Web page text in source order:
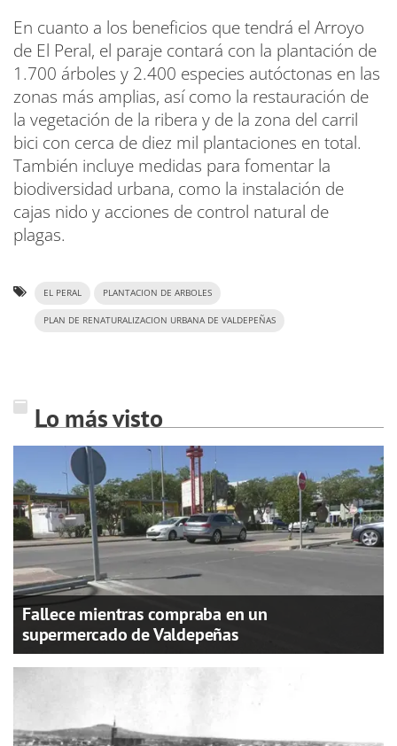
En cuanto a los beneficios que tendrá el Arroyo
de El Peral, el paraje contará con la plantación de
1.700 árboles y 2.400 especies autóctonas en las
zonas más amplias, así como la restauración de
la vegetación de la ribera y de la zona del carril
bici con cerca de diez mil plantaciones en total.
También incluye medidas para fomentar la
biodiversidad urbana, como la instalación de
cajas nido y acciones de control natural de
plagas.
EL PERAL PLANTACION DE ARBOLES
PLAN DE RENATURALIZACION URBANA DE VALDEPEÑAS
Lo más visto
Fallece mientras compraba en un
supermercado de Valdepeñas